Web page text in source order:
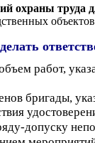
охраны труда
работ,
бригады,
допуску